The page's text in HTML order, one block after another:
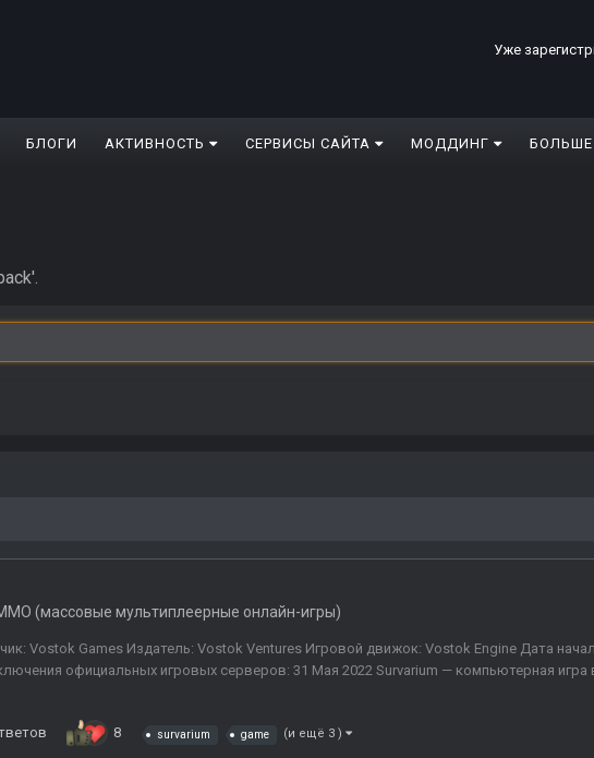
Уже
БЛОГИ АКТИВНОСТЬ СЕРВИСЫ САЙТА МОДДИНГ БОЛЬШЕ
(массовые мультиплеерные онлайн-игры)
Vostok Games Издатель: Vostok Ventures Игровой движок: Vostok Engine Дата
официальных игровых серверов: 31 Мая 2022 Survarium — компьютерная игра
8 survarium game (и ещё 3 )